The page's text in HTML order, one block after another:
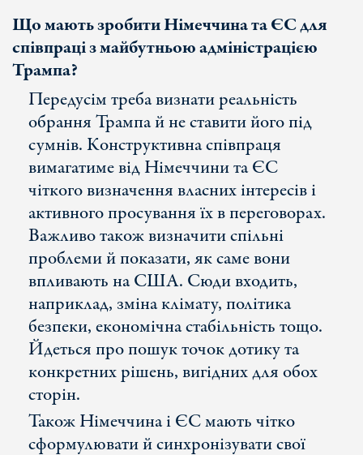
Що мають зробити Німеччина та ЄС для
співпраці з майбутньою адміністрацією
Трампа?
Передусім треба визнати реальність
обрання Трампа й не ставити його під
сумнів. Конструктивна співпраця
вимагатиме від Німеччини та ЄС
чіткого визначення власних інтересів і
активного просування їх в переговорах.
Важливо також визначити спільні
проблеми й показати, як саме вони
впливають на США. Сюди входить,
наприклад, зміна клімату, політика
безпеки, економічна стабільність тощо.
Йдеться про пошук точок дотику та
конкретних рішень, вигідних для обох
сторін.
Також Німеччина і ЄС мають чітко
сформулювати й синхронізувати свої